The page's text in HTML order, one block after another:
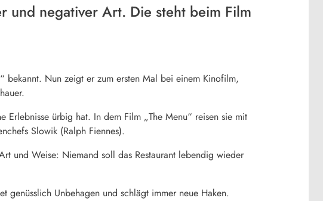
und negativer Art. Die steht beim Film
bekannt. Nun zeigt er zum ersten Mal bei einem Kinofilm,
Erlebnisse ürbig hat. In dem Film „The Menu“ reisen sie mit
Slowik (Ralph Fiennes).
und Weise: Niemand soll das Restaurant lebendig wieder
genüsslich Unbehagen und schlägt immer neue Haken.